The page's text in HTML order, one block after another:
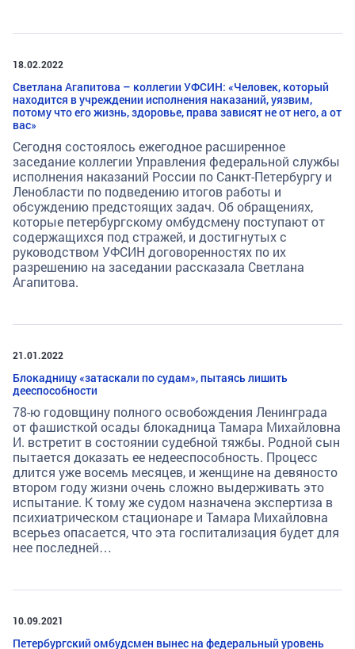
18.02.2022
Светлана Агапитова – коллегии УФСИН: «Человек, который
находится в учреждении исполнения наказаний, уязвим,
потому что его жизнь, здоровье, права зависят не от него, а от
вас»
Сегодня состоялось ежегодное расширенное
заседание коллегии Управления федеральной службы
исполнения наказаний России по Санкт-Петербургу и
Ленобласти по подведению итогов работы и
обсуждению предстоящих задач. Об обращениях,
которые петербургскому омбудсмену поступают от
содержащихся под стражей, и достигнутых с
руководством УФСИН договоренностях по их
разрешению на заседании рассказала Светлана
Агапитова.
21.01.2022
Блокадницу «затаскали по судам», пытаясь лишить
дееспособности
78-ю годовщину полного освобождения Ленинграда
от фашисткой осады блокадница Тамара Михайловна
И. встретит в состоянии судебной тяжбы. Родной сын
пытается доказать ее недееспособность. Процесс
длится уже восемь месяцев, и женщине на девяносто
втором году жизни очень сложно выдерживать это
испытание. К тому же судом назначена экспертиза в
психиатрическом стационаре и Тамара Михайловна
всерьез опасается, что эта госпитализация будет для
нее последней…
10.09.2021
Петербургский омбудсмен вынес на федеральный уровень